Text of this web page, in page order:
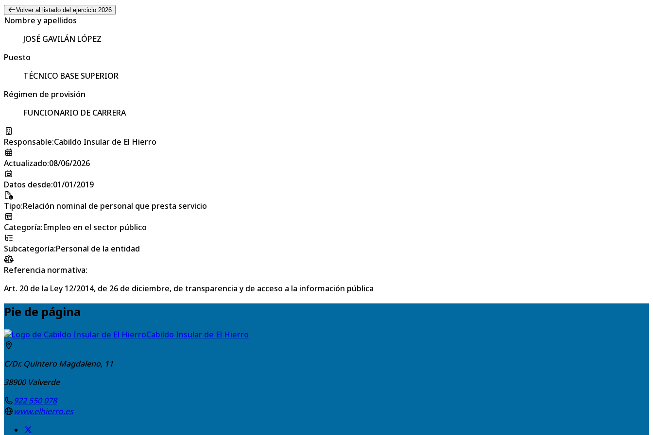
Volver al listado del ejercicio 2026
Nombre y apellidos
JOSÉ GAVILÁN LÓPEZ
Puesto
TÉCNICO BASE SUPERIOR
Régimen de provisión
FUNCIONARIO DE CARRERA
Responsable:Cabildo Insular de El Hierro
Actualizado:08/06/2026
Datos desde:01/01/2019
Tipo:Relación nominal de personal que presta servicio
Categoría:Empleo en el sector público
Subcategoría:Personal de la entidad
Referencia normativa:
Art. 20 de la Ley 12/2014, de 26 de diciembre, de transparencia y de acceso a la información pública
Pie de página
Cabildo Insular de El Hierro
C/Dr. Quintero Magdaleno, 11
38900 Valverde
922 550 078
www.elhierro.es